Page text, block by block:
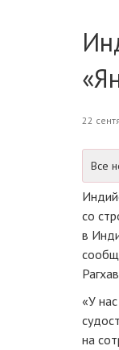
22
Все
со
в
«У
на